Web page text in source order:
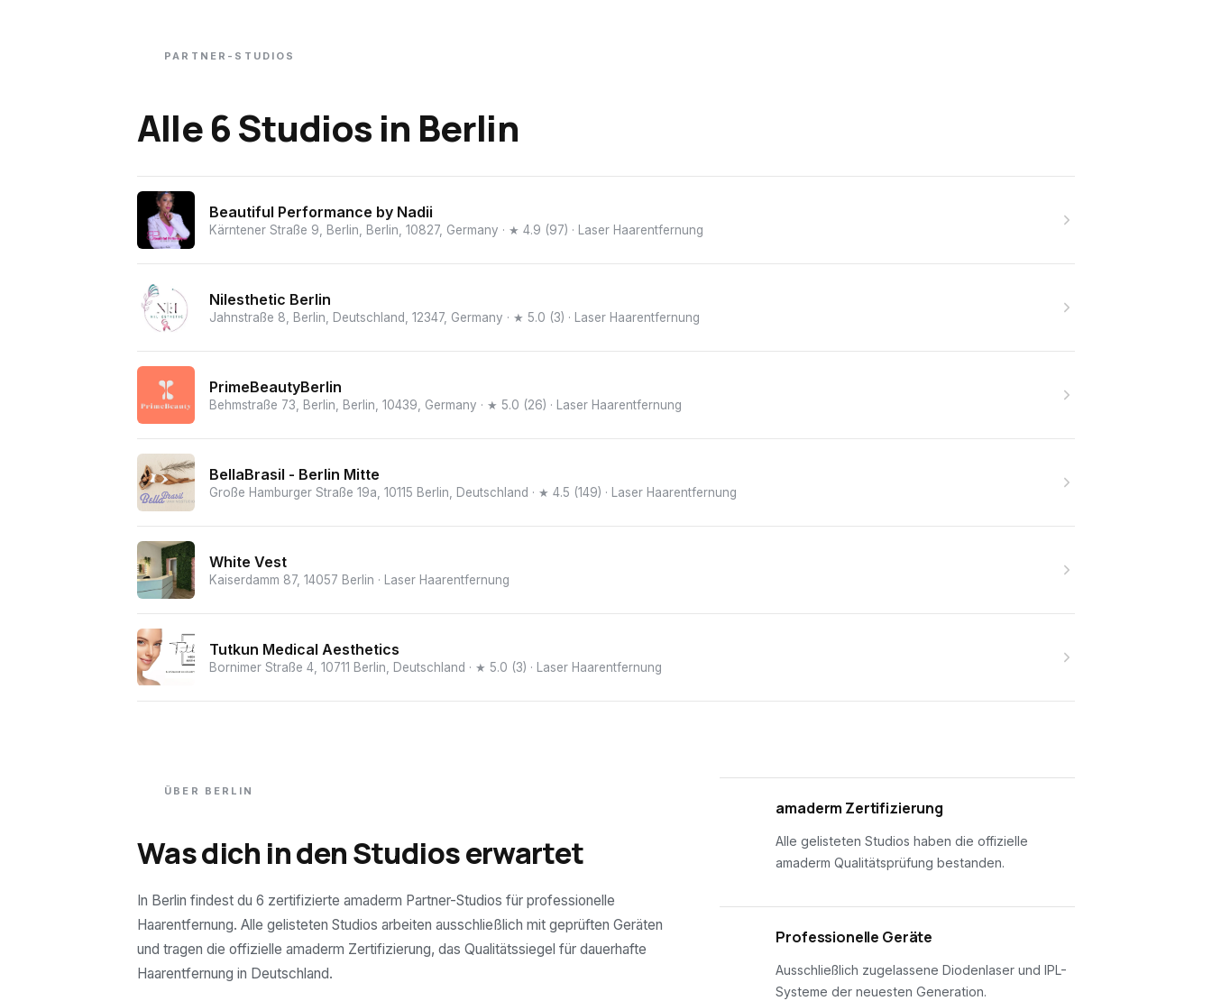
PARTNER-STUDIOS
Alle 6 Studios in Berlin
Beautiful Performance by Nadii
Kärntener Straße 9, Berlin, Berlin, 10827, Germany · ★ 4.9 (97) · Laser Haarentfernung
Nilesthetic Berlin
Jahnstraße 8, Berlin, Deutschland, 12347, Germany · ★ 5.0 (3) · Laser Haarentfernung
PrimeBeautyBerlin
Behmstraße 73, Berlin, Berlin, 10439, Germany · ★ 5.0 (26) · Laser Haarentfernung
BellaBrasil - Berlin Mitte
Große Hamburger Straße 19a, 10115 Berlin, Deutschland · ★ 4.5 (149) · Laser Haarentfernung
White Vest
Kaiserdamm 87, 14057 Berlin · Laser Haarentfernung
Tutkun Medical Aesthetics
Bornimer Straße 4, 10711 Berlin, Deutschland · ★ 5.0 (3) · Laser Haarentfernung
ÜBER BERLIN
Was dich in den Studios erwartet
In Berlin findest du 6 zertifizierte amaderm Partner-Studios für professionelle
Haarentfernung. Alle gelisteten Studios arbeiten ausschließlich mit geprüften Geräten
und tragen die offizielle amaderm Zertifizierung, das Qualitätssiegel für dauerhafte
Haarentfernung in Deutschland.
amaderm Zertifizierung
Alle gelisteten Studios haben die offizielle
amaderm Qualitätsprüfung bestanden.
Professionelle Geräte
Ausschließlich zugelassene Diodenlaser und IPL-
Systeme der neuesten Generation.